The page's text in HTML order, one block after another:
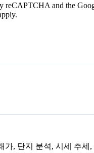
reCAPTCHA and the
가, 단지 분석, 시세 추세